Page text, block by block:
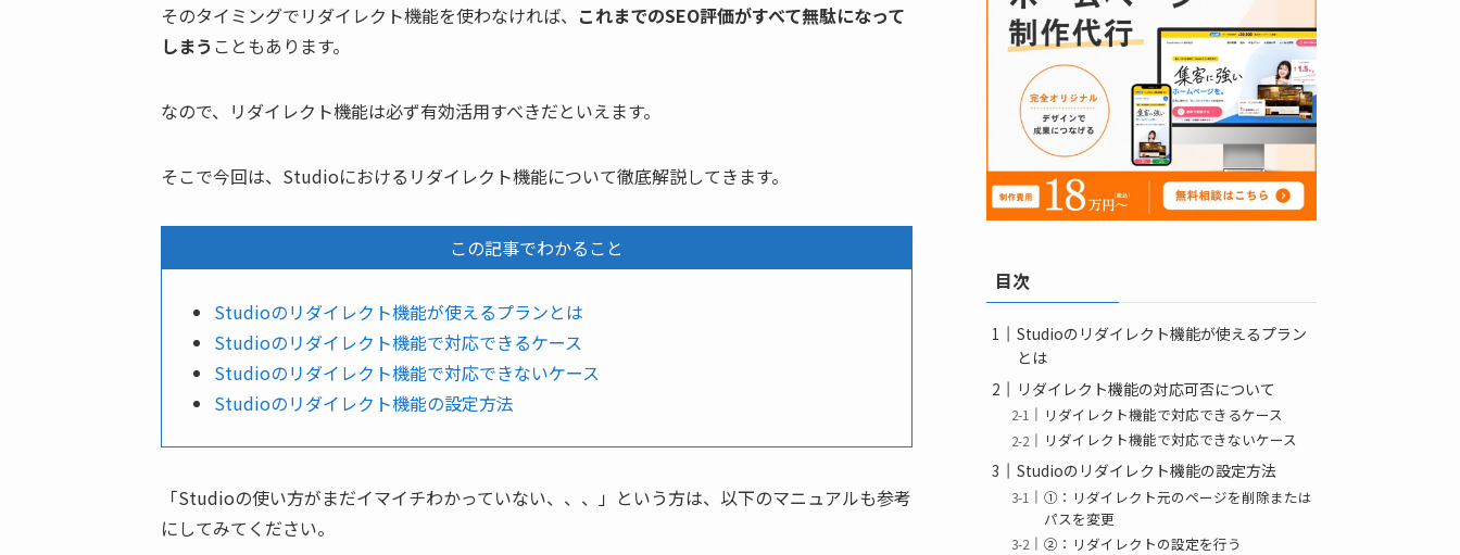
そのタイミングでリダイレクト機能を使わなければ、 これまでのSEO評価がすべて無駄になって
しまう こともあります。
なので、リダイレクト機能は必ず有効活用すべきだといえます。
そこで今回は、Studioにおけるリダイレクト機能について徹底解説してきます。
この記事でわかること
Studioのリダイレクト機能が使えるプランとは
Studioのリダイレクト機能で対応できるケース
Studioのリダイレクト機能で対応できないケース
Studioのリダイレクト機能の設定方法
「Studioの使い方がまだイマイチわかっていない、、、」という方は、以下のマニュアルも参考
にしてみてください。
目次
Studioのリダイレクト機能が使えるプラン
とは
リダイレクト機能の対応可否について
リダイレクト機能で対応できるケース
リダイレクト機能で対応できないケース
Studioのリダイレクト機能の設定方法
①：リダイレクト元のページを削除または
パスを変更
②：リダイレクトの設定を行う